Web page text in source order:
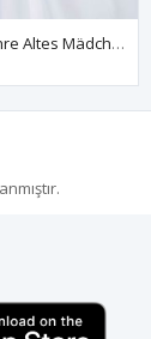
Vogue 2–6 Jahre Altes Mädchenkleid 20086, Gebrochenes Weiß